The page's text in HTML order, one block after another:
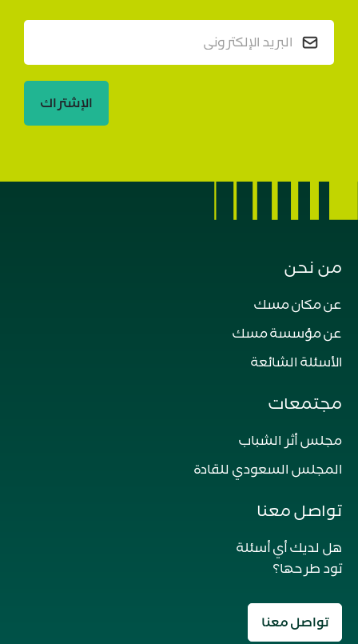
الإشتراك
من نحن
عن مكان مسك
عن مؤسسة مسك
الأسئلة الشائعة
مجتمعات
مجلس أثر الشباب
المجلس السعودي للقادة
تواصل معنا
هل لديك أي أسئلة
تود طرحها؟
تواصل معنا